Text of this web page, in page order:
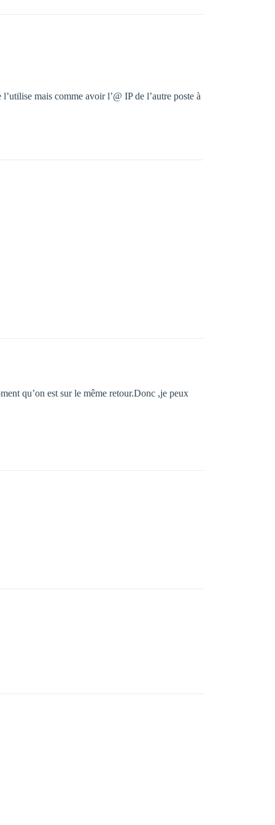
mais comme avoir l’@ IP de l’autre poste à
qu’on est sur le même retour.Donc ,je peux